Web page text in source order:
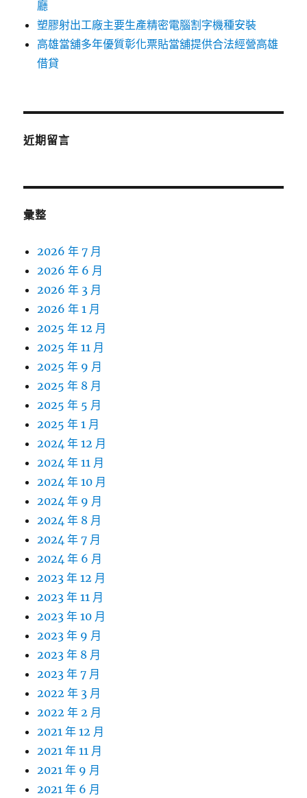
廳
塑膠射出工廠主要生產精密電腦割字機種安裝
高雄當舖多年優質彰化票貼當舖提供合法經營高雄
借貸
近期留言
彙整
2026 年 7 月
2026 年 6 月
2026 年 3 月
2026 年 1 月
2025 年 12 月
2025 年 11 月
2025 年 9 月
2025 年 8 月
2025 年 5 月
2025 年 1 月
2024 年 12 月
2024 年 11 月
2024 年 10 月
2024 年 9 月
2024 年 8 月
2024 年 7 月
2024 年 6 月
2023 年 12 月
2023 年 11 月
2023 年 10 月
2023 年 9 月
2023 年 8 月
2023 年 7 月
2022 年 3 月
2022 年 2 月
2021 年 12 月
2021 年 11 月
2021 年 9 月
2021 年 6 月